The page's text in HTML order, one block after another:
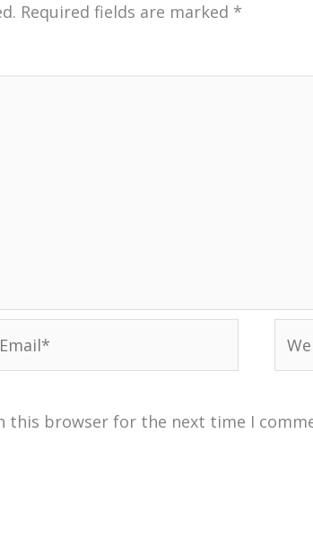
Required fields are marked *
this browser for the next time I